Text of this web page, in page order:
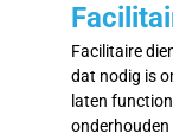
Facilitaire
dat nodig is
laten